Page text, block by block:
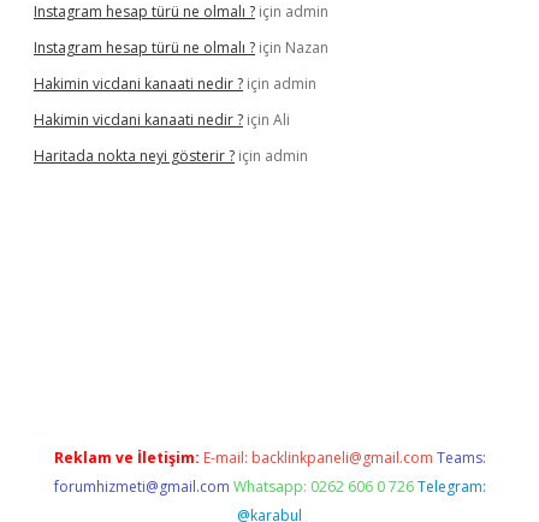
Instagram hesap türü ne olmalı ? için admin
Instagram hesap türü ne olmalı ? için Nazan
Hakimin vicdani kanaati nedir ? için admin
Hakimin vicdani kanaati nedir ? için Ali
Haritada nokta neyi gösterir ? için admin
Reklam ve İletişim: E-mail: backlinkpaneli@gmail.com Teams:
forumhizmeti@gmail.com Whatsapp: 0262 606 0 726 Telegram:
@karabul